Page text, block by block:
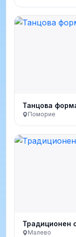
Танцова
Поморие
Традиционен
Малево